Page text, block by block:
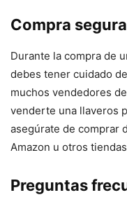
Compra segura
Durante la compra de
debes tener cuidado
muchos vendedores
venderte una llaveros
asegúrate de comprar
Amazon u otros
Preguntas